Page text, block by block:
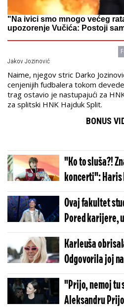
"Na ivici smo mnogo većeg
upozorenje Vučića: Postoji
Jakov Jozinović
Naime, njegov stric Darko
cenjenijih fudbalera tokom
trag ostavio je nastupajući za
za splitski HNK Hajduk Split.
BONUS
"Ko to sluša?!
koncerti": Haris
Jozinovića
Ovaj fakultet
Pored karijere,
obrazovanje
Karleuša
Odgovorila joj
poznate
"Prijo, nemoj tu
Aleksandru